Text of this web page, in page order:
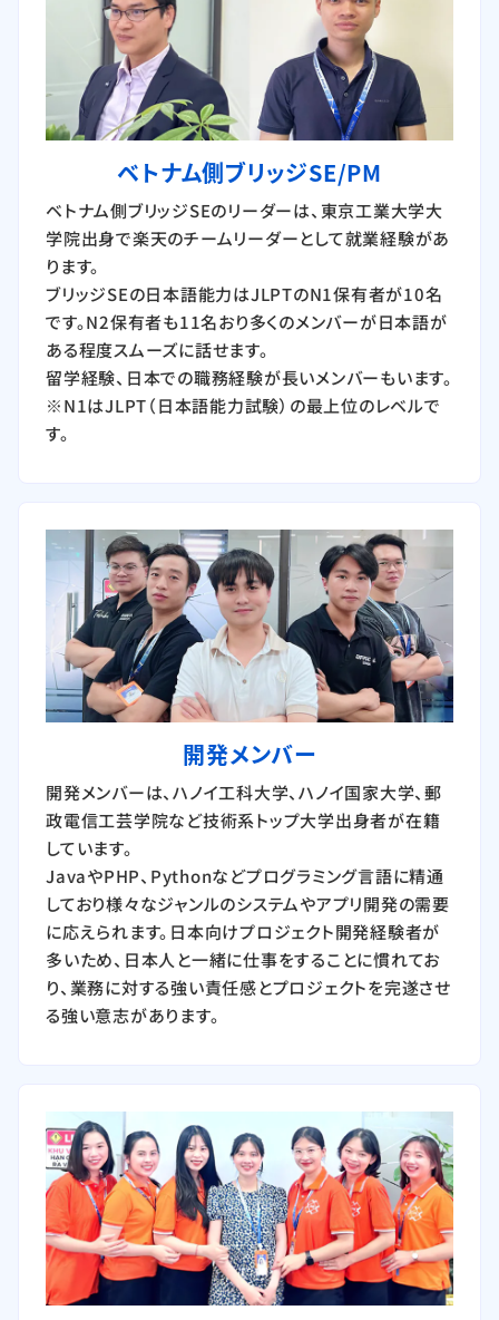
ベトナム側ブリッジSE/PM
ベトナム側ブリッジSEのリーダーは、東京工業大学大
学院出身で楽天のチームリーダーとして就業経験があ
ります。
ブリッジSEの日本語能力はJLPTのN1保有者が10名
です。N2保有者も11名おり多くのメンバーが日本語が
ある程度スムーズに話せます。
留学経験、日本での職務経験が長いメンバーもいます。
※N1はJLPT（日本語能力試験）の最上位のレベルで
す。
開発メンバー
開発メンバーは、ハノイ工科大学、ハノイ国家大学、郵
政電信工芸学院など技術系トップ大学出身者が在籍
しています。
JavaやPHP、Pythonなどプログラミング言語に精通
しており様々なジャンルのシステムやアプリ開発の需要
に応えられます。日本向けプロジェクト開発経験者が
多いため、日本人と一緒に仕事をすることに慣れてお
り、業務に対する強い責任感とプロジェクトを完遂させ
る強い意志があります。